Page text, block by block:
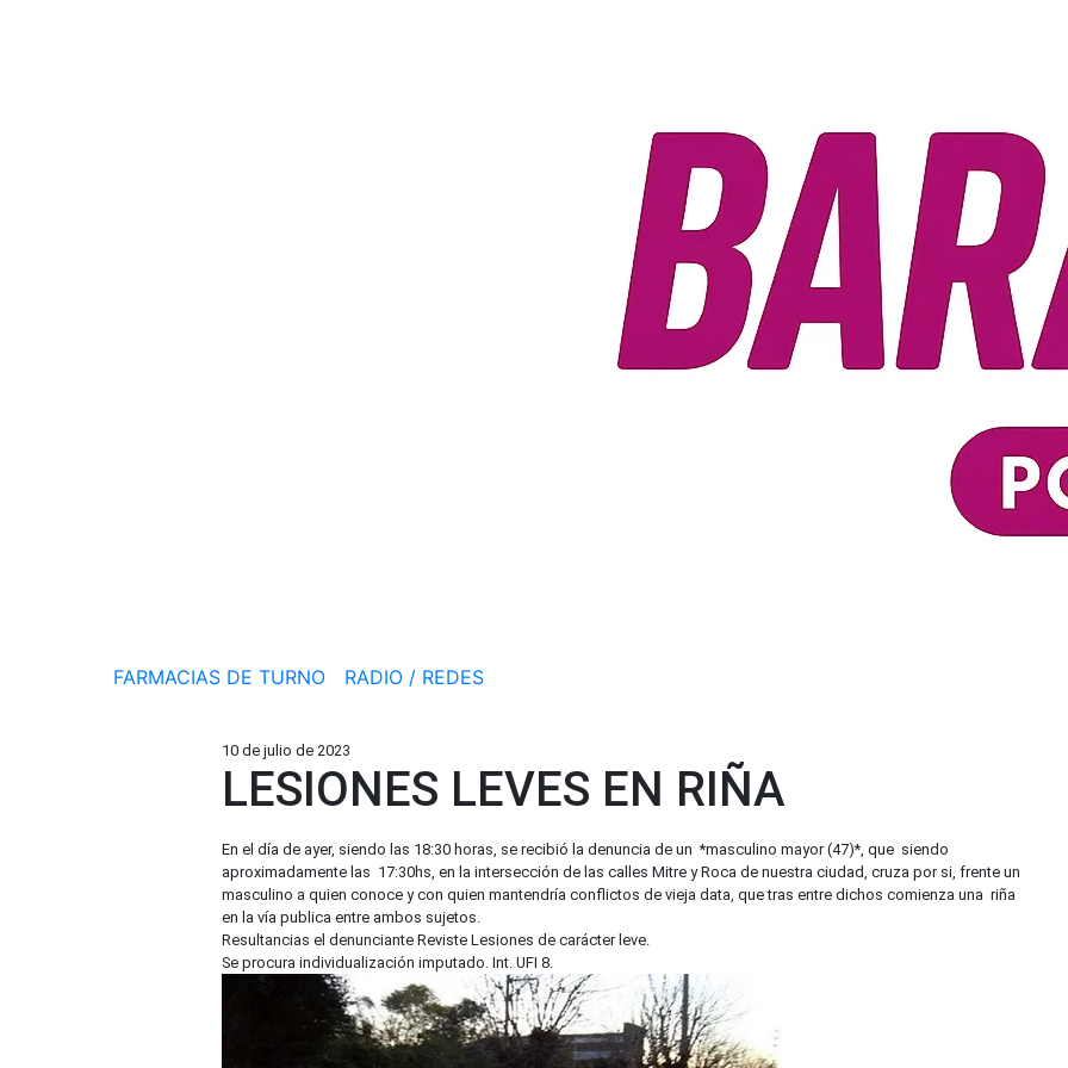
FARMACIAS DE TURNO RADIO / REDES
10 de julio de 2023
LESIONES LEVES EN RIÑA
En el día de ayer, siendo las 18:30 horas, se recibió la denuncia de un *masculino mayor (47)*, que siendo
aproximadamente las 17:30hs, en la intersección de las calles Mitre y Roca de nuestra ciudad, cruza por si, frente un
masculino a quien conoce y con quien mantendría conflictos de vieja data, que tras entre dichos comienza una riña
en la vía publica entre ambos sujetos.
Resultancias el denunciante Reviste Lesiones de carácter leve.
Se procura individualización imputado. Int. UFI 8.